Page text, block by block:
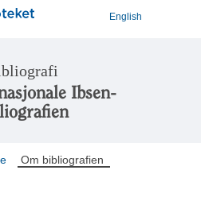
English
Ibsen-
Om bibliografien